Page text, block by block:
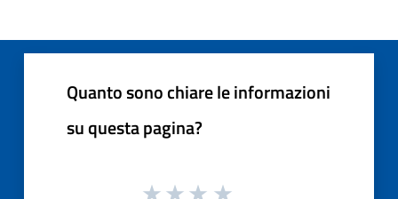
Quanto sono chiare le informazioni
su questa pagina?